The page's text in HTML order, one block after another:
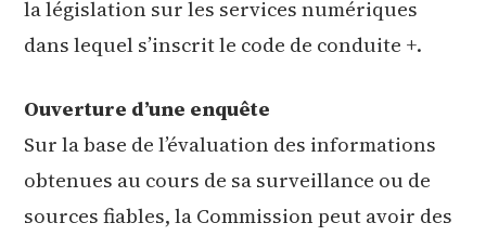
la législation sur les services numériques
dans lequel s’inscrit le code de conduite +.
Ouverture d’une enquête
Sur la base de l’évaluation des informations
obtenues au cours de sa surveillance ou de
sources fiables, la Commission peut avoir des